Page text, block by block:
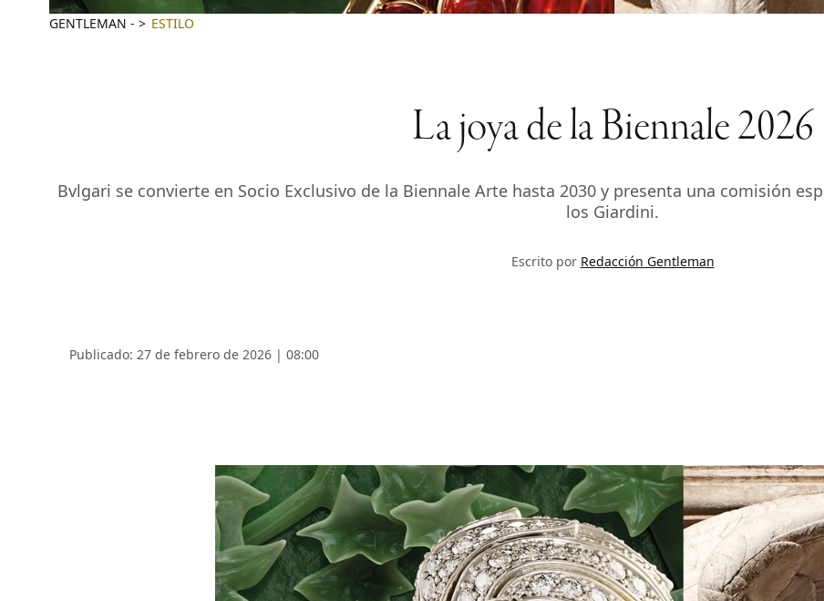
GENTLEMAN - ESTILO
La joya de la Biennale 2026
Bvlgari se convierte en Socio Exclusivo de la Biennale Arte hasta 2030 y presenta una comisión
los Giardini.
Escrito por Redacción Gentleman
Publicado: 27 de febrero de 2026 | 08:00